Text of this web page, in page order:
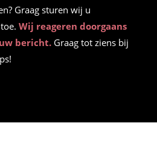
Graag sturen wij u
Wij reageren doorgaans
bericht.Graag tot ziens bij